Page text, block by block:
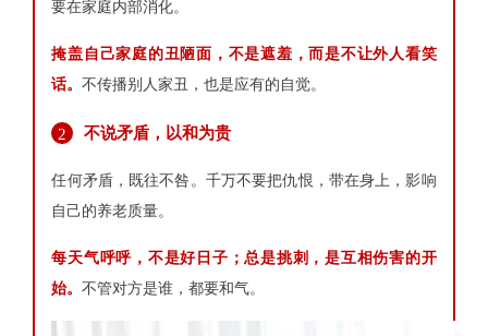
要在家庭内部消化。
掩盖自己家庭的丑陋面，不是遮羞，而是不让外人看笑
话。不传播别人家丑，也是应有的自觉。
2 不说矛盾，以和为贵
任何矛盾，既往不咎。千万不要把仇恨，带在身上，影响
自己的养老质量。
每天气呼呼，不是好日子；总是挑刺，是互相伤害的开
始。不管对方是谁，都要和气。